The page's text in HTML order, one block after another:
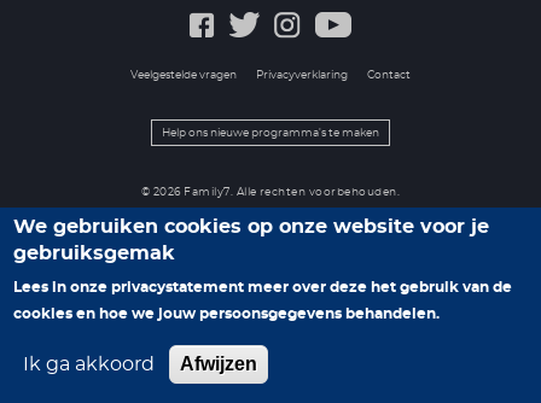
Veelgestelde vragen Privacyverklaring Contact
Help ons nieuwe programma's te maken
© 2026 Family7. Alle rechten voorbehouden.
We gebruiken cookies op onze website voor je
gebruiksgemak
Lees in onze privacystatement meer over deze het gebruik van de
cookies en hoe we jouw persoonsgegevens behandelen.
Ik ga akkoord Afwijzen